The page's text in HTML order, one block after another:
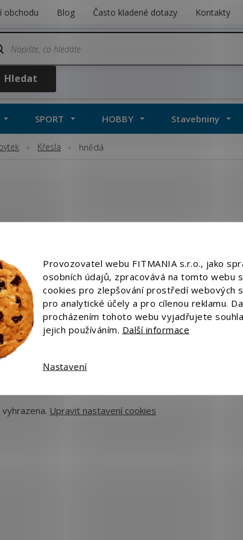
Provozovatel webu FITMANIA s.r.o., jako
osobních údajů, zpracovává na tomto webu
cookies pro zlepšování prostředí webových
pro analytické účely a pro cílenou reklamu.
procházením tohoto webu vyjadřujete
jejich používáním. Další informace
Nastavení
obchodu Blog Často kladené dotazy Kontakty
SPORT HOBBY Stavebniny
Křesla hnědá
vyhrazena. Upravit nastavení cookies